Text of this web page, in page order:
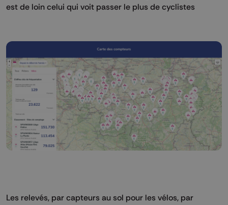
est de loin celui qui voit passer le plus de cyclistes
Les relevés, par capteurs au sol pour les vélos, par